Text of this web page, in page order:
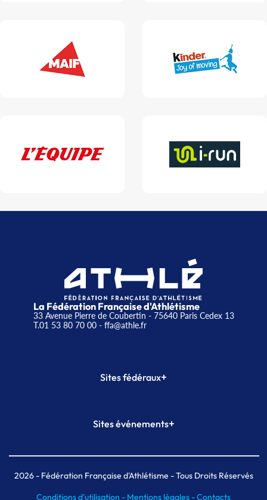
La Fédération Française d'Athlétisme
33 Avenue Pierre de Coubertin - 75640 Paris Cedex 13
T.01 53 80 70 00- ffa@athle.fr
Sites fédéraux+
Plateforme Formation
Sites événements+
Meeting de Paris indoor
MAIF Ekiden de Paris
2026- Fédération Française d'Athlétisme - Tous Droits Réservés
Conditions d'utilisation - Mentions légales -Contacts